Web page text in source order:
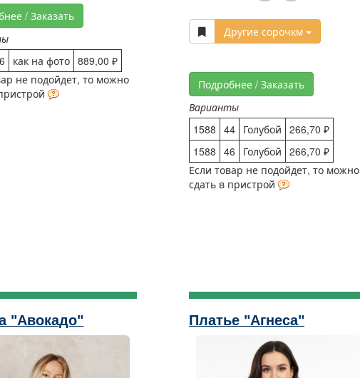
/ Заказать
как на фото 889,00 ₽
не подойдет, то можно
Другие сорочкм
Подробнее / Заказать
Варианты
1588 44 Голубой 266,70 ₽
1588 46 Голубой 266,70 ₽
Если товар не подойдет, то можно
сдать в пристрой
"Авокадо" Платье "Агнеса"